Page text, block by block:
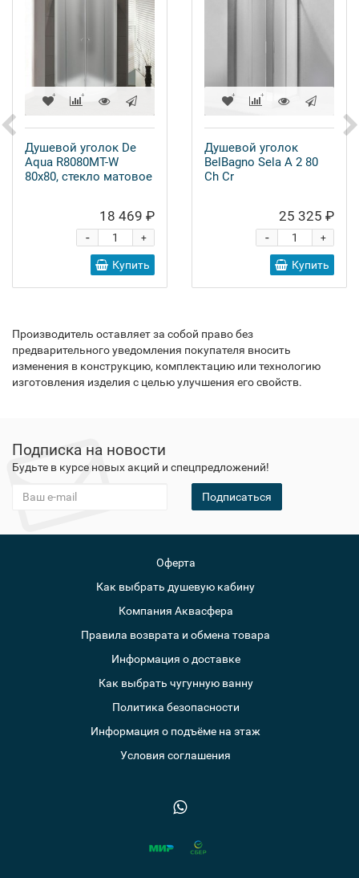
Душевой уголок De
Aqua R8080MT-W
80х80, стекло матовое
18 469 ₽
+
-
Купить
Душевой уголок
BelBagno Sela A 2 80
Ch Cr
25 325 ₽
+
-
Купить
Производитель оставляет за собой право без
предварительного уведомления покупателя вносить
изменения в конструкцию, комплектацию или технологию
изготовления изделия с целью улучшения его свойств.
Подписка на новости
Будьте в курсе новых акций и спецпредложений!
Подписаться
Оферта
Как выбрать душевую кабину
Компания Аквасфера
Правила возврата и обмена товара
Информация о доставке
Как выбрать чугунную ванну
Политика безопасности
Информация о подъёме на этаж
Условия соглашения